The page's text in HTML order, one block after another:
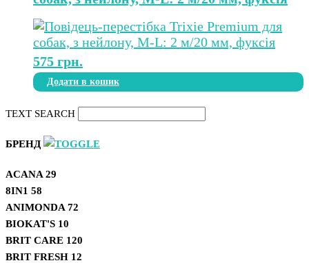
575 грн.
Додати в кошик
TEXT SEARCH
БРЕНД
ACANA 29
8IN1 58
ANIMONDA 72
BIOKAT'S 10
BRIT CARE 120
BRIT FRESH 12